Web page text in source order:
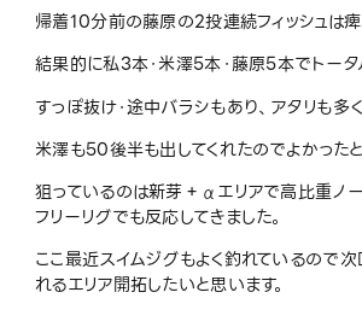
帰着10分前の藤原の2投連続フィッシュは痺
結果的に私3本・米澤5本・藤原5本でトータ
すっぽ抜け・途中バラシもあり、アタリも多
米澤も50後半も出してくれたのでよかったと
狙っているのは新芽＋αエリアで高比重ノ
フリーリグでも反応してきました。
ここ最近スイムジグもよく釣れているので
れるエリア開拓したいと思います。